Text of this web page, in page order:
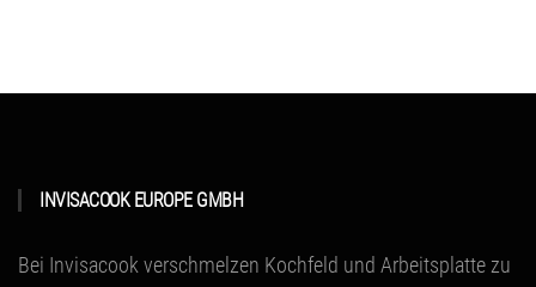
INVISACOOK EUROPE GMBH
Bei Invisacook verschmelzen Kochfeld und Arbeitsplatte zu